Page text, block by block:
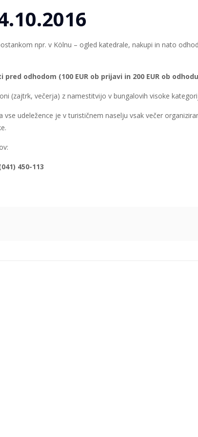
npr. v Kölnu – ogled katedrale, nakupi in nato
odhodom (100 EUR ob prijavi in 200 EUR ob
(zajtrk, večerja) z namestitvijo v bungalovih visoke
vse udeležence je v turističnem naselju vsak večer
(041) 450-113